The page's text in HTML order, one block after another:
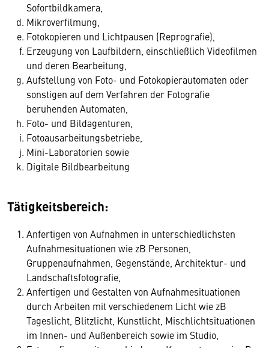
Sofortbildkamera,
Mikroverfilmung,
Fotokopieren und Lichtpausen (Reprografie),
Erzeugung von Laufbildern, einschließlich Videofilmen
und deren Bearbeitung,
Aufstellung von Foto- und Fotokopierautomaten oder
sonstigen auf dem Verfahren der Fotografie
beruhenden Automaten,
Foto- und Bildagenturen,
Fotoausarbeitungsbetriebe,
Mini-Laboratorien sowie
Digitale Bildbearbeitung
Tätigkeitsbereich:
Anfertigen von Aufnahmen in unterschiedlichsten
Aufnahmesituationen wie zB Personen,
Gruppenaufnahmen, Gegenstände, Architektur- und
Landschaftsfotografie,
Anfertigen und Gestalten von Aufnahmesituationen
durch Arbeiten mit verschiedenem Licht wie zB
Tageslicht, Blitzlicht, Kunstlicht, Mischlichtsituationen
im Innen- und Außenbereich sowie im Studio,